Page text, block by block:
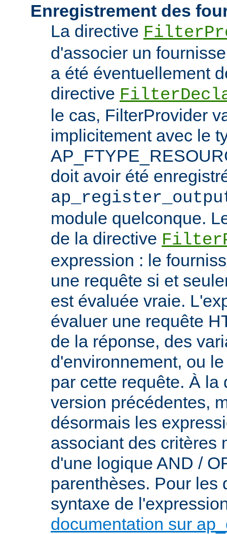
Enregistrement des
La directive
d'associer un
a été éventuellement
directive
le cas, FilterProvider
implicitement avec le
doit avoir été
module quelconque.
de la directive
expression : le
une requête si et
est évaluée vraie.
évaluer une requête
de la réponse, des
d'environnement, ou
par cette requête. À la
version précédentes,
désormais les
associant des critères
d'une logique AND /
parenthèses. Pour les
syntaxe de
documentation sur